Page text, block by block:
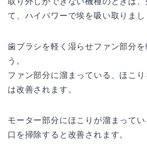
て、ハイパワーで埃を吸い取りまし
歯ブラシを軽く湿らせファン部分を
う。
ファン部分に溜まっている、ほこ
は改善されます。
モーター部分にほこりが溜まって
口を掃除すると改善されます。